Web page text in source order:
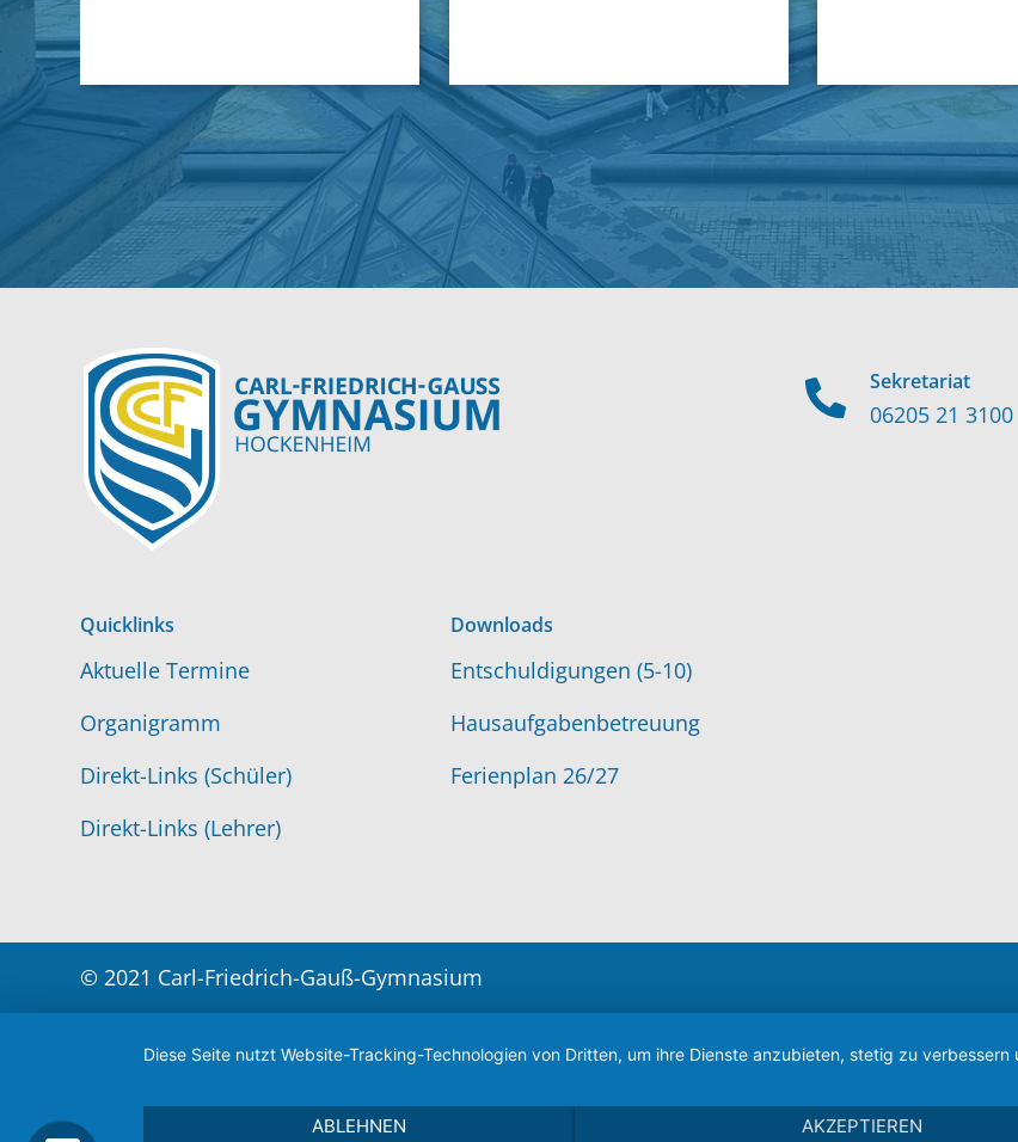
Sekretariat
06205 21 3100
Quicklinks
Aktuelle Termine
Organigramm
Direkt-Links (Schüler)
Direkt-Links (Lehrer)
Downloads
Entschuldigungen (5-10)
Hausaufgabenbetreuung
Ferienplan 26/27
© 2021 Carl-Friedrich-Gauß-Gymnasium
Diese Seite nutzt Website-Tracking-Technologien von Dritten, um ihre Dienste anzubieten, stetig zu
ABLEHNEN AKZEPTIEREN